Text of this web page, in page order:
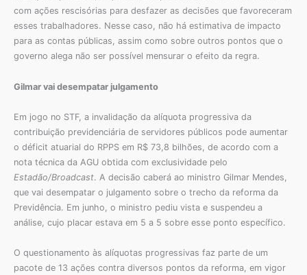
com ações rescisórias para desfazer as decisões que favoreceram
esses trabalhadores. Nesse caso, não há estimativa de impacto
para as contas públicas, assim como sobre outros pontos que o
governo alega não ser possível mensurar o efeito da regra.
Gilmar vai desempatar julgamento
Em jogo no STF, a invalidação da alíquota progressiva da
contribuição previdenciária de servidores públicos pode aumentar
o déficit atuarial do RPPS em R$ 73,8 bilhões, de acordo com a
nota técnica da AGU obtida com exclusividade pelo
Estadão/Broadcast. A decisão caberá ao ministro Gilmar Mendes,
que vai desempatar o julgamento sobre o trecho da reforma da
Previdência. Em junho, o ministro pediu vista e suspendeu a
análise, cujo placar estava em 5 a 5 sobre esse ponto específico.
O questionamento às alíquotas progressivas faz parte de um
pacote de 13 ações contra diversos pontos da reforma, em vigor